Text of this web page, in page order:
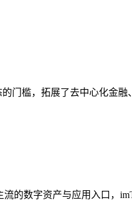
门槛，拓展了去中心化金融
的数字资产与应用入口，